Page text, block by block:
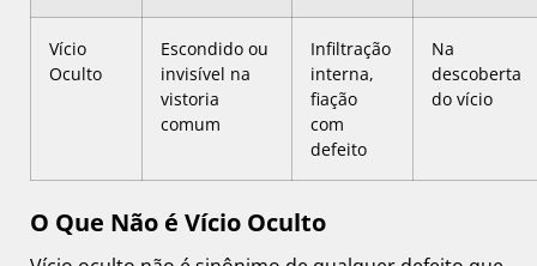
Vício
Oculto
Escondido ou
invisível na
vistoria
comum
Infiltração
interna,
fiação
com
defeito
Na
descoberta
do vício
O Que Não é Vício Oculto